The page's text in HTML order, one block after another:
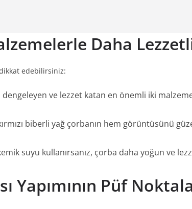
Daha
edebilirsiniz:
dengeleyen ve lezzet katan en önemli iki
biberli yağ çorbanın hem görüntüsünü
suyu kullanırsanız, çorba daha yoğun ve
Yapımının Püf